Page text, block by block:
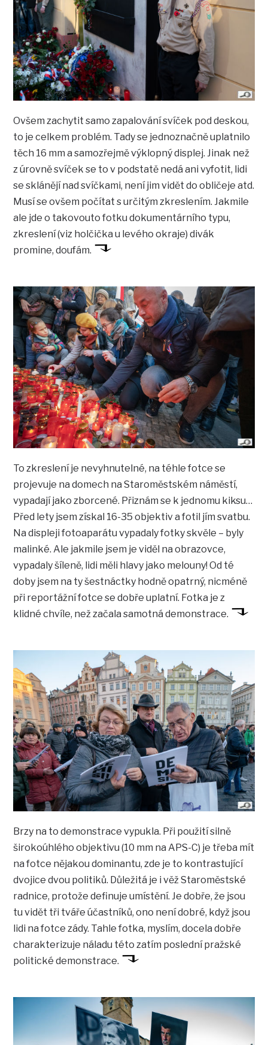
Ovšem zachytit samo zapalování svíček pod deskou,
to je celkem problém. Tady se jednoznačně uplatnilo
těch 16 mm a samozřejmě výklopný displej. Jinak než
z úrovně svíček se to v podstatě nedá ani vyfotit, lidi
se sklánějí nad svíčkami, není jim vidět do obličeje atd.
Musí se ovšem počítat s určitým zkreslením. Jakmile
ale jde o takovouto fotku dokumentárního typu,
zkreslení (viz holčička u levého okraje) divák
promine, doufám.
To zkreslení je nevyhnutelné, na téhle fotce se
projevuje na domech na Staroměstském náměstí,
vypadají jako zborcené. Přiznám se k jednomu kiksu…
Před lety jsem získal 16-35 objektiv a fotil jím svatbu.
Na displeji fotoaparátu vypadaly fotky skvěle – byly
malinké. Ale jakmile jsem je viděl na obrazovce,
vypadaly šíleně, lidi měli hlavy jako melouny! Od té
doby jsem na ty šestnáctky hodně opatrný, nicméně
při reportážní fotce se dobře uplatní. Fotka je z
klidné chvíle, než začala samotná demonstrace.
Brzy na to demonstrace vypukla. Při použití silně
širokoúhlého objektivu (10 mm na APS-C) je třeba mít
na fotce nějakou dominantu, zde je to kontrastující
dvojice dvou politiků. Důležitá je i věž Staroměstské
radnice, protože definuje umístění. Je dobře, že jsou
tu vidět tři tváře účastníků, ono není dobré, když jsou
lidi na fotce zády. Tahle fotka, myslím, docela dobře
charakterizuje náladu této zatím poslední pražské
politické demonstrace.